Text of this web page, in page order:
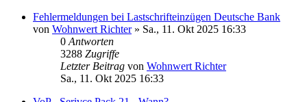
Fehlermeldungen bei Lastschrifteinzügen Deutsche Bank
von Wohnwert Richter» Sa., 11. Okt 2025 16:33
0 Antworten
3288 Zugriffe
Letzter Beitrag von Wohnwert Richter
Sa., 11. Okt 2025 16:33